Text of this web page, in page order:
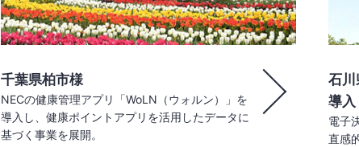
千葉県柏市様
NECの健康管理アプリ「WoLN（ウォルン）」を
導入し、健康ポイントアプリを活用したデータに
基づく事業を展開。
石川
導入
電子
直感